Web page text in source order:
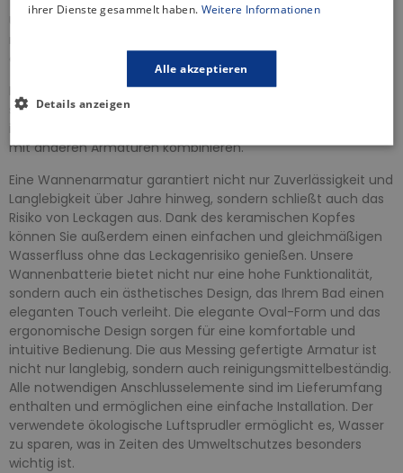
Unsere angebotene Wannenmischer der Serie
Die Farbe Chrom ist eine vielseitige und zeitlose Option, die
sich gut für die Einrichtung von Badezimmern eignet. Dank
mit anderen Armaturen kombinieren.
Eine Wannenarmatur garantiert nicht nur Zuverlässigkeit und
Langlebigkeit über Jahre hinweg, sondern schließt auch das
Risiko von Leckagen aus. Dank des keramischen Kopfes
können Sie außerdem einen einfachen und gleichmäßigen
Wasserfluss ohne das Leckagenrisiko genießen. Unsere
Wannenbatterie bietet nicht nur eine hohe Funktionalität,
sondern auch ein ästhetisches Design, das Ihrem Bad einen
eleganten Touch verleiht. Die elegante Oval-Form und das
ergonomische Design sorgen für eine komfortable und
intuitive Bedienung. Die aus Messing gefertigte Armatur ist
nicht nur langlebig, sondern auch reinigungsmittelbeständig.
Alle notwendigen Anschlusselemente sind im Lieferumfang
enthalten und ermöglichen eine einfache Installation. Der
verwendete ökologische Luftsprudler ermöglicht es, Wasser
zu sparen, was in Zeiten des Umweltschutzes besonders
wichtig ist.
ihrer Dienste gesammelt haben. Weitere Informationen
Alle akzeptieren
Details anzeigen